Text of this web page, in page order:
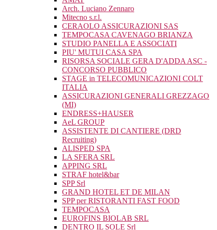
Arch. Luciano Zennaro
Mitecno s.r.l.
CERAOLO ASSICURAZIONI SAS
TEMPOCASA CAVENAGO BRIANZA
STUDIO PANELLA E ASSOCIATI
PIU' MUTUI CASA SPA
RISORSA SOCIALE GERA D'ADDA ASC -
CONCORSO PUBBLICO
STAGE in TELECOMUNICAZIONI COLT
ITALIA
ASSICURAZIONI GENERALI GREZZAGO
(MI)
ENDRESS+HAUSER
AeL GROUP
ASSISTENTE DI CANTIERE (DRD
Recruiting)
ALISPED SPA
LA SFERA SRL
APPING SRL
STRAF hotel&bar
SPP Srl
GRAND HOTEL ET DE MILAN
SPP per RISTORANTI FAST FOOD
TEMPOCASA
EUROFINS BIOLAB SRL
DENTRO IL SOLE Srl